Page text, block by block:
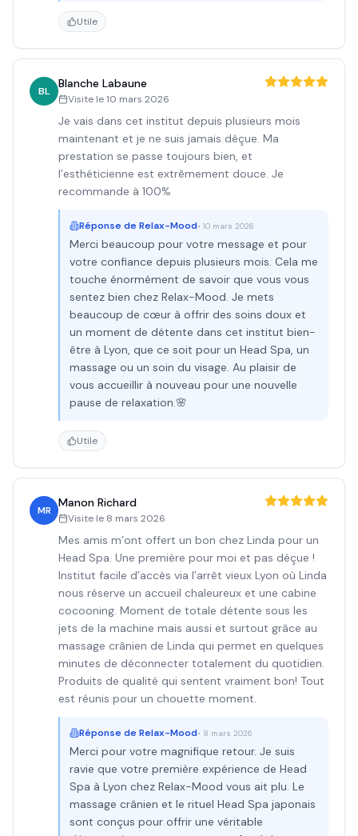
Utile
BL
Blanche Labaune
Visite le10 mars 2026
Je vais dans cet institut depuis plusieurs mois
maintenant et je ne suis jamais déçue. Ma
prestation se passe toujours bien, et
l’esthéticienne est extrêmement douce. Je
recommande à 100%
Réponse de Relax-Mood• 10 mars 2026
Merci beaucoup pour votre message et pour
votre confiance depuis plusieurs mois. Cela me
touche énormément de savoir que vous vous
sentez bien chez Relax-Mood. Je mets
beaucoup de cœur à offrir des soins doux et
un moment de détente dans cet institut bien-
être à Lyon, que ce soit pour un Head Spa, un
massage ou un soin du visage. Au plaisir de
vous accueillir à nouveau pour une nouvelle
pause de relaxation.🌸
Utile
MR
Manon Richard
Visite le 8 mars 2026
Mes amis m’ont offert un bon chez Linda pour un
Head Spa. Une première pour moi et pas déçue !
Institut facile d’accès via l’arrêt vieux Lyon où Linda
nous réserve un accueil chaleureux et une cabine
cocooning. Moment de totale détente sous les
jets de la machine mais aussi et surtout grâce au
massage crânien de Linda qui permet en quelques
minutes de déconnecter totalement du quotidien.
Produits de qualité qui sentent vraiment bon! Tout
est réunis pour un chouette moment.
Réponse de Relax-Mood• 8 mars 2026
Merci pour votre magnifique retour. Je suis
ravie que votre première expérience de Head
Spa à Lyon chez Relax-Mood vous ait plu. Le
massage crânien et le rituel Head Spa japonais
sont conçus pour offrir une véritable